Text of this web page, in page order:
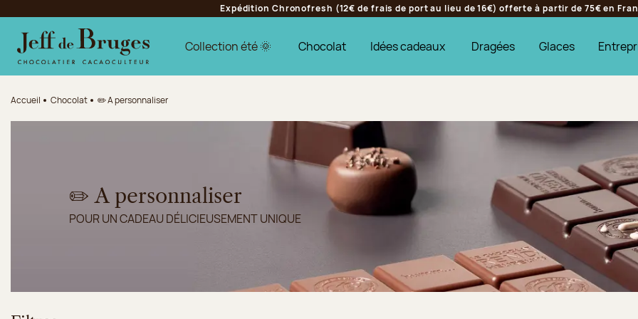
Aller au contenu principal
Aller au pied de page
Expédition Chronofresh (12€ de frais de port au lieu de 16€) offerte à partir de 75€ en
Collection été 🌞 Chocolat Idées cadeaux Dragées Glaces
Accueil Chocolat ✏️ A personnaliser
✏️ A personnaliser
POUR UN CADEAU DÉLICIEUSEMENT UNIQUE